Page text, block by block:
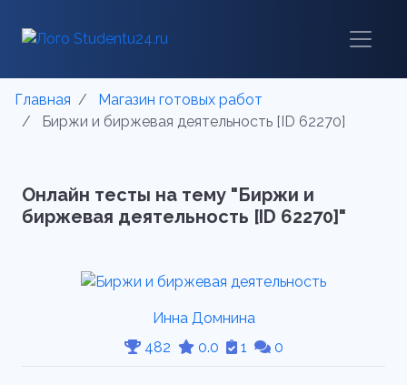
Главная
Магазин готовых работ
Биржи и биржевая деятельность [ID 62270]
Онлайн тесты на тему "Биржи и
биржевая деятельность [ID 62270]"
Инна Домнина
482
0.0 1 0